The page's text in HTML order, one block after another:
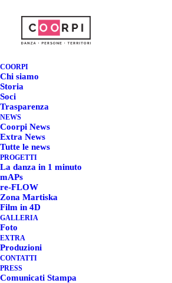
COORPI
Chi siamo
Storia
Soci
Trasparenza
NEWS
Coorpi News
Extra News
Tutte le news
PROGETTI
La danza in 1 minuto
mAPs
re-FLOW
Zona Martiska
Film in 4D
GALLERIA
Foto
EXTRA
Produzioni
CONTATTI
PRESS
Comunicati Stampa
STAGE
STAGE
Stage Residenziale presso la Casa